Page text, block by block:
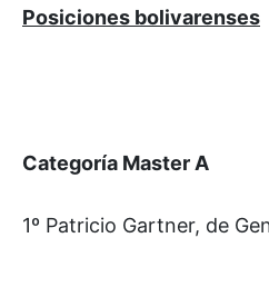
Posiciones bolivarenses
Categoría Master A
1º Patricio Gartner, de